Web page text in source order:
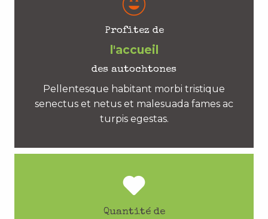
Profitez de
l'accueil
des autochtones
Pellentesque habitant morbi tristique
senectus et netus et malesuada fames ac
turpis egestas.
Quantité de